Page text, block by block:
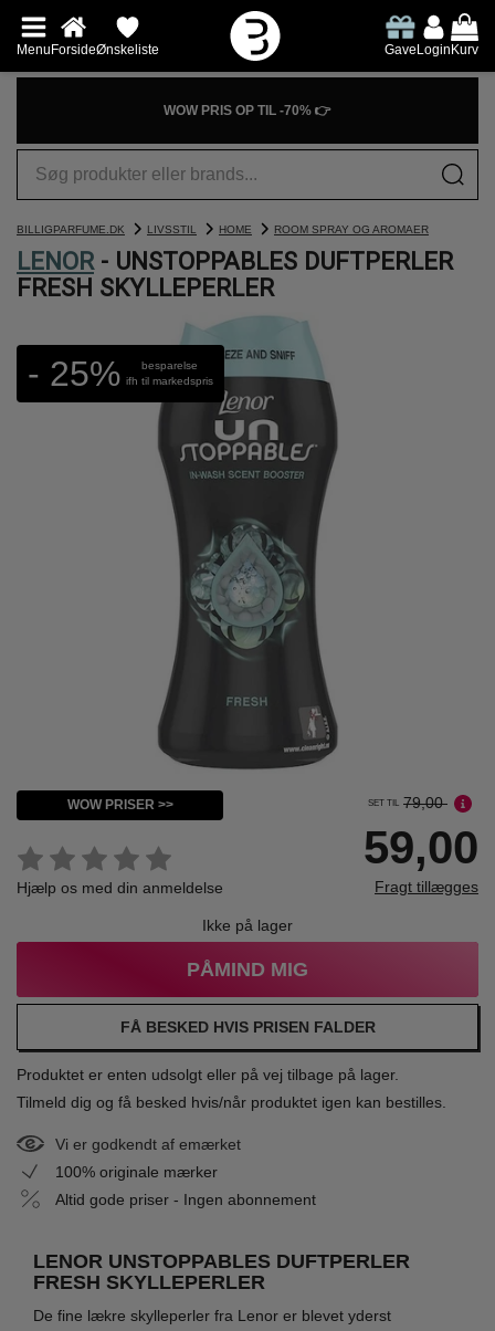
MenuForsideØnskeliste GaveLoginKurv
WOW PRIS OP TIL -70% 👉
BILLIGPARFUME.DK LIVSSTIL HOME ROOM SPRAY OG AROMAER
LENOR - UNSTOPPABLES DUFTPERLER
FRESH SKYLLEPERLER
- 25%
besparelse
ifh til markedspris
WOW PRISER >>
Hjælp os med din anmeldelse
SET TIL 79,00
59,00
Fragt tillægges
Ikke på lager
PÅMIND MIG
FÅ BESKED HVIS PRISEN FALDER
Produktet er enten udsolgt eller på vej tilbage på lager.
Tilmeld dig og få besked hvis/når produktet igen kan bestilles.
Vi er godkendt af emærket
100% originale mærker
Altid gode priser - Ingen abonnement
LENOR UNSTOPPABLES DUFTPERLER
FRESH SKYLLEPERLER
De fine lækre skylleperler fra Lenor er blevet yderst